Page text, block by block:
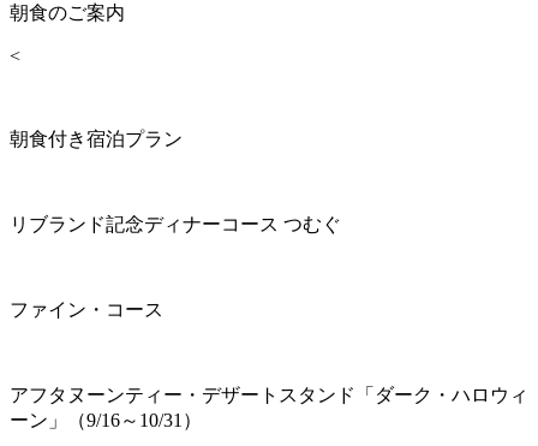
朝食のご案内
<
朝食付き宿泊プラン
リブランド記念ディナーコース つむぐ
ファイン・コース
アフタヌーンティー・デザートスタンド「ダーク・ハロウィ
ーン」（9/16～10/31）